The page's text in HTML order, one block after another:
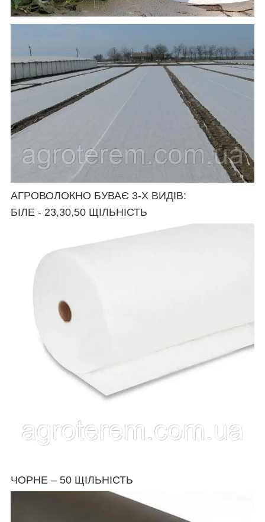
АГРОВОЛОКНО БУВАЄ 3-Х ВИДІВ:
БІЛЕ - 23,30,50 ЩІЛЬНІСТЬ
ЧОРНЕ – 50 ЩІЛЬНІСТЬ